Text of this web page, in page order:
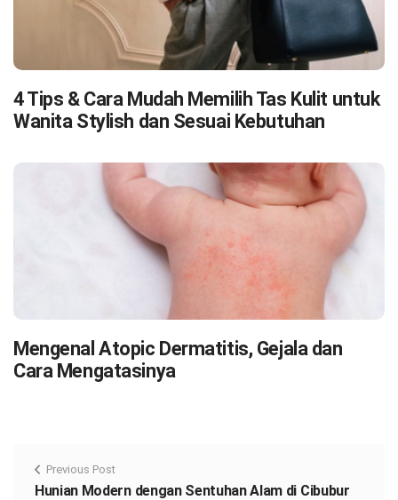
4 Tips & Cara Mudah Memilih Tas Kulit untuk
Wanita Stylish dan Sesuai Kebutuhan
Mengenal Atopic Dermatitis, Gejala dan
Cara Mengatasinya
Previous Post
Hunian Modern dengan Sentuhan Alam di Cibubur